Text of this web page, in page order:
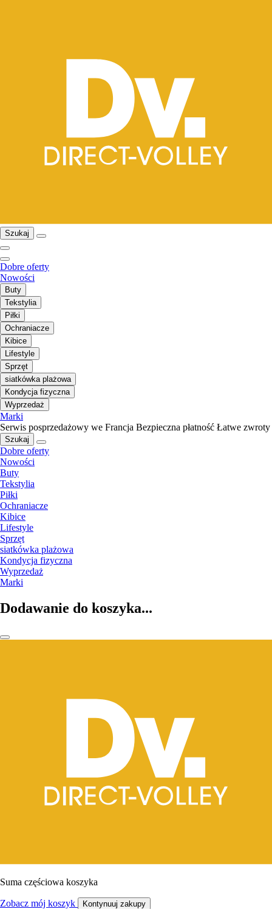
Szukaj
Dobre oferty
Nowości
Buty
Tekstylia
Piłki
Ochraniacze
Kibice
Lifestyle
Sprzęt
siatkówka plażowa
Kondycja fizyczna
Wyprzedaż
Marki
Serwis posprzedażowy we Francja Bezpieczna płatność Łatwe zwroty
Szukaj
Dobre oferty
Nowości
Buty
Tekstylia
Piłki
Ochraniacze
Kibice
Lifestyle
Sprzęt
siatkówka plażowa
Kondycja fizyczna
Wyprzedaż
Marki
Dodawanie do koszyka...
Suma częściowa koszyka
Zobacz mój koszyk Kontynuuj zakupy